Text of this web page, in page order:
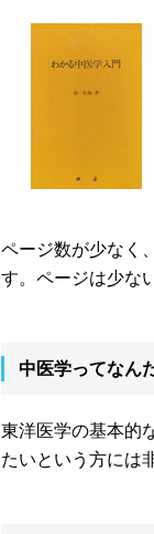
ページ数が少なく
す。ページは少な
中医学ってなん
東洋医学の基本的
たいという方には